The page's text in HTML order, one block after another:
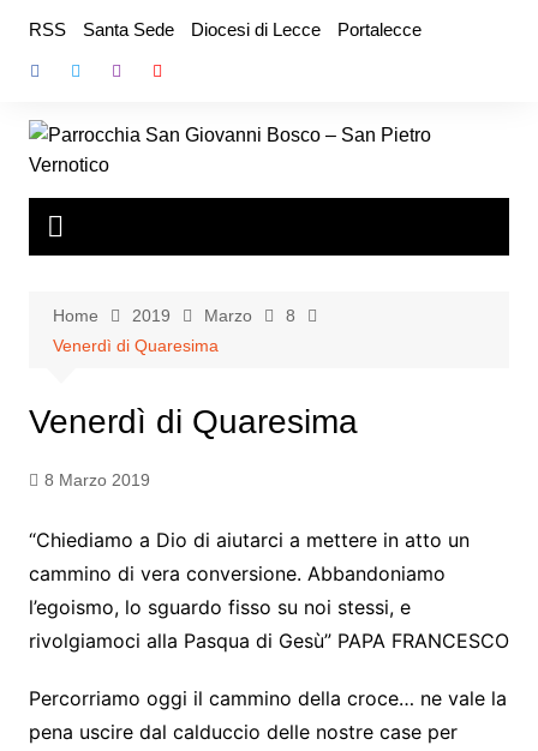
contenuto
RSS Santa Sede Diocesi di Lecce Portalecce
Home 2019 Marzo
8
Venerdì di Quaresima
Venerdì di Quaresima
8 Marzo 2019
“Chiediamo a Dio di aiutarci a mettere in atto un
cammino di vera conversione. Abbandoniamo
l’egoismo, lo sguardo fisso su noi stessi, e
rivolgiamoci alla Pasqua di Gesù” PAPA FRANCESCO
Percorriamo oggi il cammino della croce… ne vale la
pena uscire dal calduccio delle nostre case per